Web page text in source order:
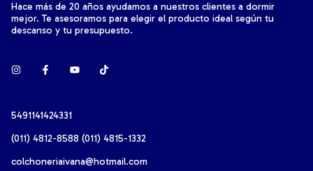
Hace más de 20 años ayudamos a nuestros clientes a dormir
mejor. Te asesoramos para elegir el producto ideal según tu
descanso y tu presupuesto.
5491141424331
(011) 4812-8588 (011) 4815-1332
colchoneriaivana@hotmail.com